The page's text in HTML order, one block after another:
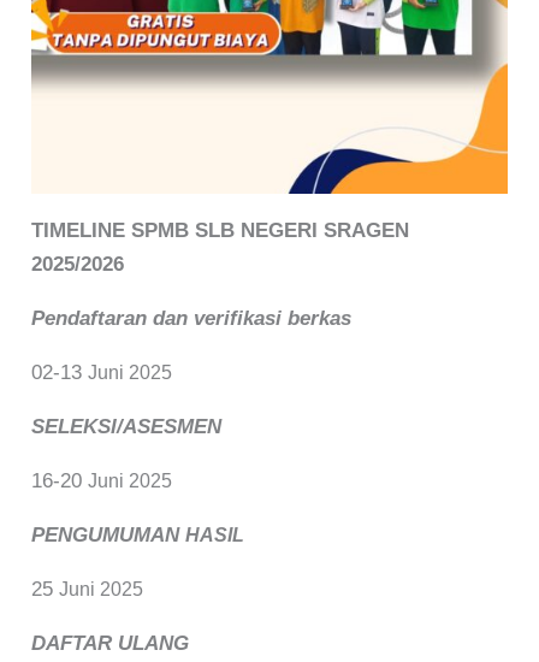
TIMELINE SPMB SLB NEGERI SRAGEN
2025/2026
Pendaftaran dan verifikasi berkas
02-13Juni 2025
SELEKSI/ASESMEN
16-20Juni 2025
PENGUMUMANHASIL
25Juni 2025
DAFTAR ULANG